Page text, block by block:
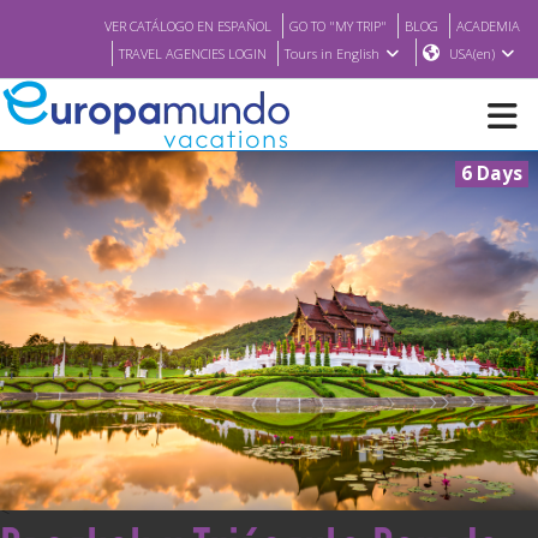
VER CATÁLOGO EN ESPAÑOL GO TO "MY TRIP" BLOG
ACADEMIA
TRAVEL AGENCIES LOGIN
Tours in English USA(en)
NEW
BROCHURE PDF
WHERE TO BUY
FEATURED
ABOUT US
6 Days
<